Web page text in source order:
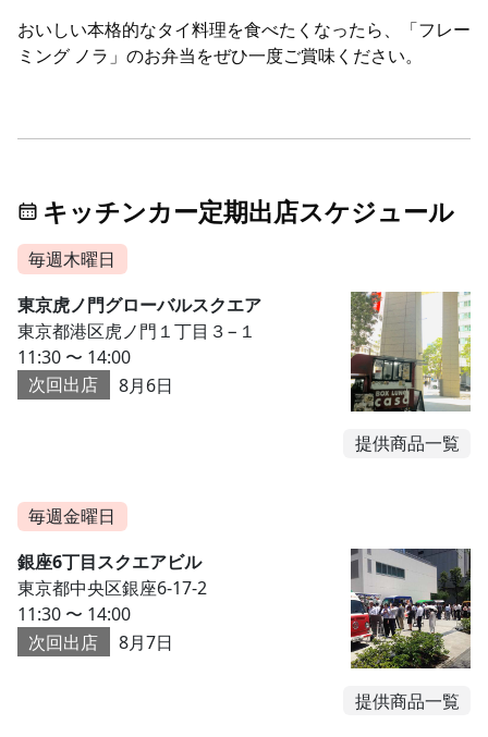
おいしい本格的なタイ料理を食べたくなったら、「フレー
ミング ノラ」のお弁当をぜひ一度ご賞味ください。
キッチンカー定期出店スケジュール
毎週木曜日
東京虎ノ門グローバルスクエア
東京都港区虎ノ門１丁目３−１
11:30 〜 14:00
次回出店
8月6日
提供商品一覧
毎週金曜日
銀座6丁目スクエアビル
東京都中央区銀座6-17-2
11:30 〜 14:00
次回出店
8月7日
提供商品一覧